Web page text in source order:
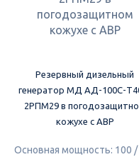
Резервный дизельный
генератор МД АД-100С-
2РПМ29 в
кожухе с АВР
Основная мощность: 100 /